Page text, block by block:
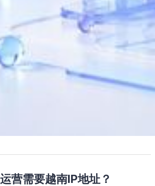
营需要越南IP地址？